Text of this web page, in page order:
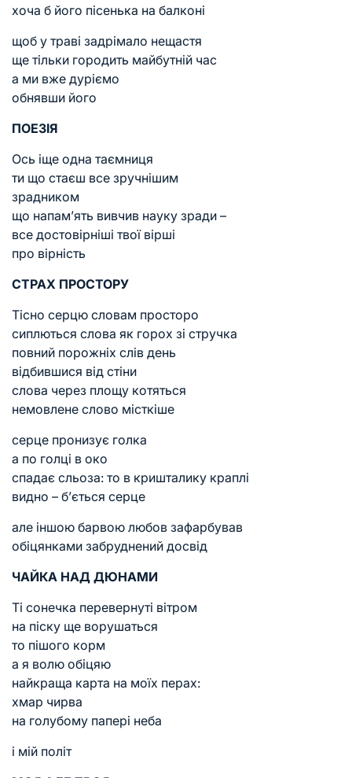
хоча б його пісенька на балконі
щоб у траві задрімало нещастя
ще тільки городить майбутній час
а ми вже дуріємо
обнявши його
ПОЕЗІЯ
Ось іще одна таємниця
ти що стаєш все зручнішим
зрадником
що напам’ять вивчив науку зради –
все достовірніші твої вірші
про вірність
СТРАХ ПРОСТОРУ
Тісно серцю словам просторо
сиплються слова як горох зі стручка
повний порожніх слів день
відбившися від стіни
слова через площу котяться
немовлене слово місткіше
серце пронизує голка
а по голці в око
спадає сльоза: то в кришталику краплі
видно – б’ється серце
але іншою барвою любов зафарбував
обіцянками забруднений досвід
ЧАЙКА НАД ДЮНАМИ
Ті сонечка перевернуті вітром
на піску ще ворушаться
то пішого корм
а я волю обіцяю
найкраща карта на моїх перах:
хмар чирва
на голубому папері неба
і мій політ